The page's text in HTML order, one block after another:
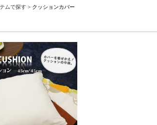
ムで探す > クッションカバー